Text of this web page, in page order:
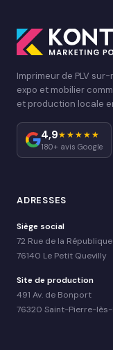
Imprimeur de PLV
expo et mobilier
et production locale
4,9★★★★★
180+ avis Google
ADRESSES
Siège social
72 Rue de la République
76140 Le Petit Quevilly
Site de production
491 Av. de Bonport
76320 Saint-Pierre-